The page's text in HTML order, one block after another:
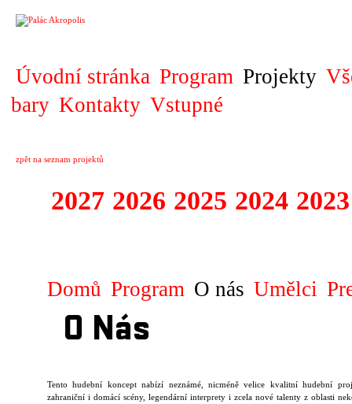
Úvodní stránka Program Projekty
bary Kontakty Vstupné
zpět na seznam projektů
2027 2026 2025 2024 2023
Domů Program O nás Umělci
O Nás
Tento hudební koncept nabízí neznámé, nicméně velice kvalitní hudební
zahraniční i domácí scény, legendární interprety i zcela nové talenty z oblasti